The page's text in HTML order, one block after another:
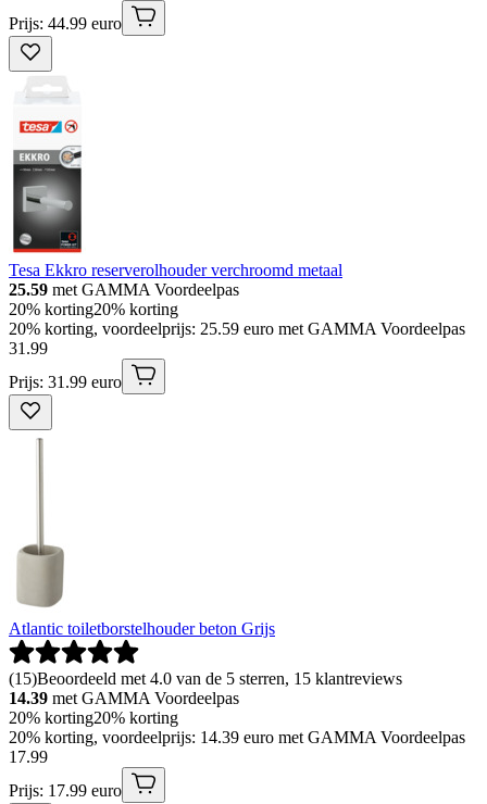
Prijs: 44.99 euro
Tesa Ekkro reserverolhouder verchroomd metaal
25.59 met GAMMA Voordeelpas
20% korting20% korting
20% korting, voordeelprijs: 25.59 euro met GAMMA Voordeelpas
31 .99
Prijs: 31.99 euro
Atlantic toiletborstelhouder beton Grijs
(15)Beoordeeld met 4.0 van de 5 sterren, 15 klantreviews
14.39 met GAMMA Voordeelpas
20% korting20% korting
20% korting, voordeelprijs: 14.39 euro met GAMMA Voordeelpas
17.99
Prijs: 17.99 euro